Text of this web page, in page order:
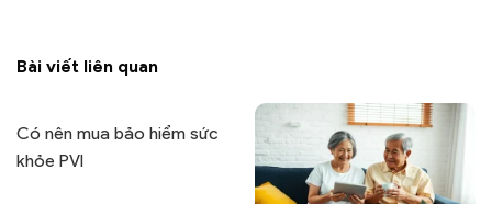
Bài viết liên quan
Có nên mua bảo hiểm sức
khỏe PVI